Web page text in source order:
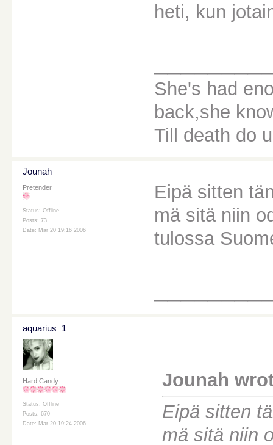
heti, kun
She's had
back,she
Till death do
Jounah
Pretender
Status: Offline
Posts: 73
Date: Mar 20 19:16 2006
Eipä sitten
mä sitä niin
tulossa
aquarius_1
Hard Candy
Status: Offline
Posts: 670
Date: Mar 20 19:24 2006
Jounah
Eipä sitten
mä sitä niin